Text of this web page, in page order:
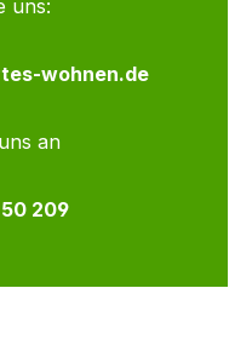
uns:
wohnen.de
an
209